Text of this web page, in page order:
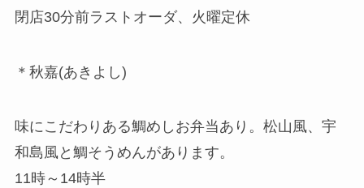
閉店30分前ラストオーダ、火曜定休
＊秋嘉(あきよし)
味にこだわりある鯛めしお弁当あり。松山風、宇
和島風と鯛そうめんがあります。
11時～14時半